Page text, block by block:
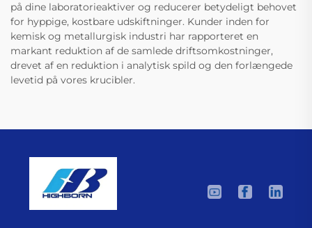
på dine laboratorieaktiver og reducerer betydeligt behovet
for hyppige, kostbare udskiftninger. Kunder inden for
kemisk og metallurgisk industri har rapporteret en
markant reduktion af de samlede driftsomkostninger,
drevet af en reduktion i analytisk spild og den forlængede
levetid på vores krucibler.